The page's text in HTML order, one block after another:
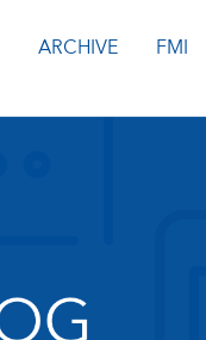
ARCHIVE FMI